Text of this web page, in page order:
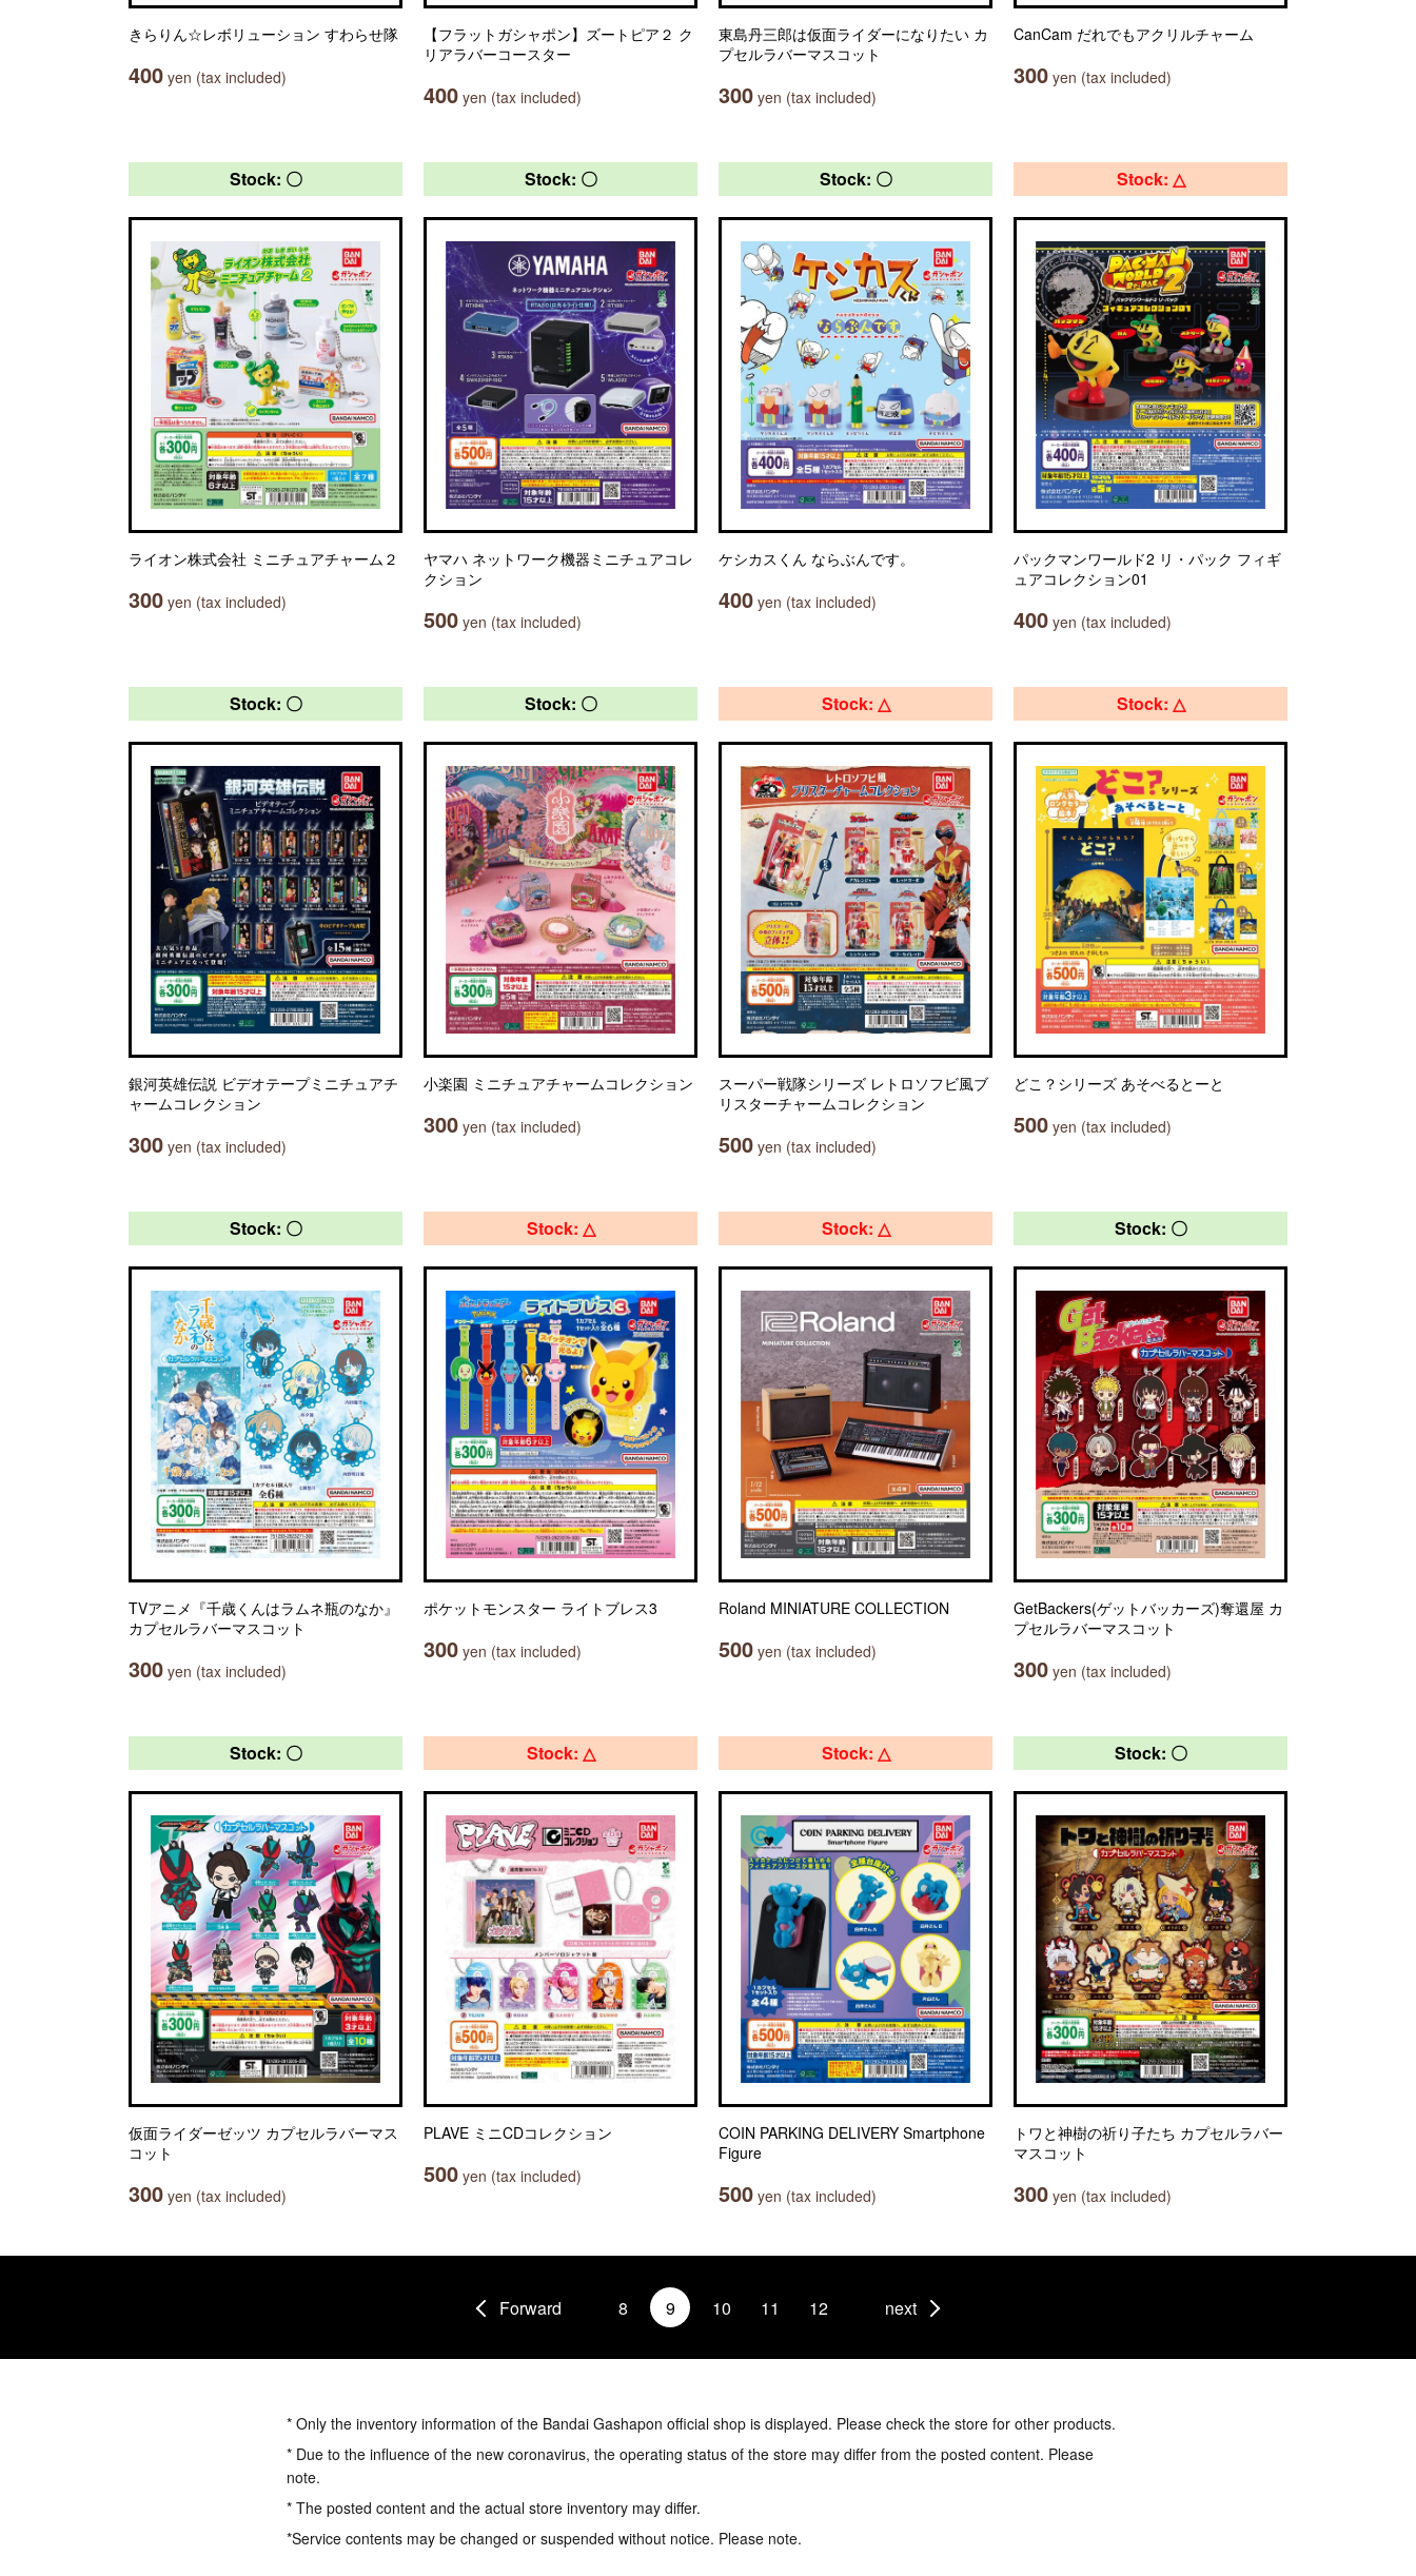
きらりん☆レボリューション すわらせ隊
400 yen (tax included)
【フラットガシャポン】ズートピア２ ク
リアラバーコースター
400 yen (tax included)
東島丹三郎は仮面ライダーになりたい カ
プセルラバーマスコット
300 yen (tax included)
CanCam だれでもアクリルチャーム
300 yen (tax included)
Stock: 〇
ライオン株式会社 ミニチュアチャーム２
300 yen (tax included)
Stock: 〇
ヤマハ ネットワーク機器ミニチュアコレ
クション
500 yen (tax included)
Stock: 〇
ケシカスくん ならぶんです。
400 yen (tax included)
Stock: △
パックマンワールド2 リ・パック フィギ
ュアコレクション01
400 yen (tax included)
Stock: 〇
銀河英雄伝説 ビデオテープミニチュアチ
ャームコレクション
300 yen (tax included)
Stock: 〇
小楽園 ミニチュアチャームコレクション
300 yen (tax included)
Stock: △
スーパー戦隊シリーズ レトロソフビ風ブ
リスターチャームコレクション
500 yen (tax included)
Stock: △
どこ？シリーズ あそべるとーと
500 yen (tax included)
Stock: 〇
TVアニメ『千歳くんはラムネ瓶のなか』
カプセルラバーマスコット
300 yen (tax included)
Stock: △
ポケットモンスター ライトブレス3
300 yen (tax included)
Stock: △
Roland MINIATURE COLLECTION
500 yen (tax included)
Stock: 〇
GetBackers(ゲットバッカーズ)奪還屋 カ
プセルラバーマスコット
300 yen (tax included)
Stock: 〇
仮面ライダーゼッツ カプセルラバーマス
コット
300 yen (tax included)
Stock: △
PLAVE ミニCDコレクション
500 yen (tax included)
Stock: △
COIN PARKING DELIVERY Smartphone
Figure
500 yen (tax included)
Stock: 〇
トワと神樹の祈り子たち カプセルラバー
マスコット
300 yen (tax included)
Forward 8 9 10 11 12 next
* Only the inventory information of the Bandai Gashapon official shop is displayed. Please check the store for other products.
* Due to the influence of the new coronavirus, the operating status of the store may differ from the posted content. Please
note.
* The posted content and the actual store inventory may differ.
*Service contents may be changed or suspended without notice. Please note.